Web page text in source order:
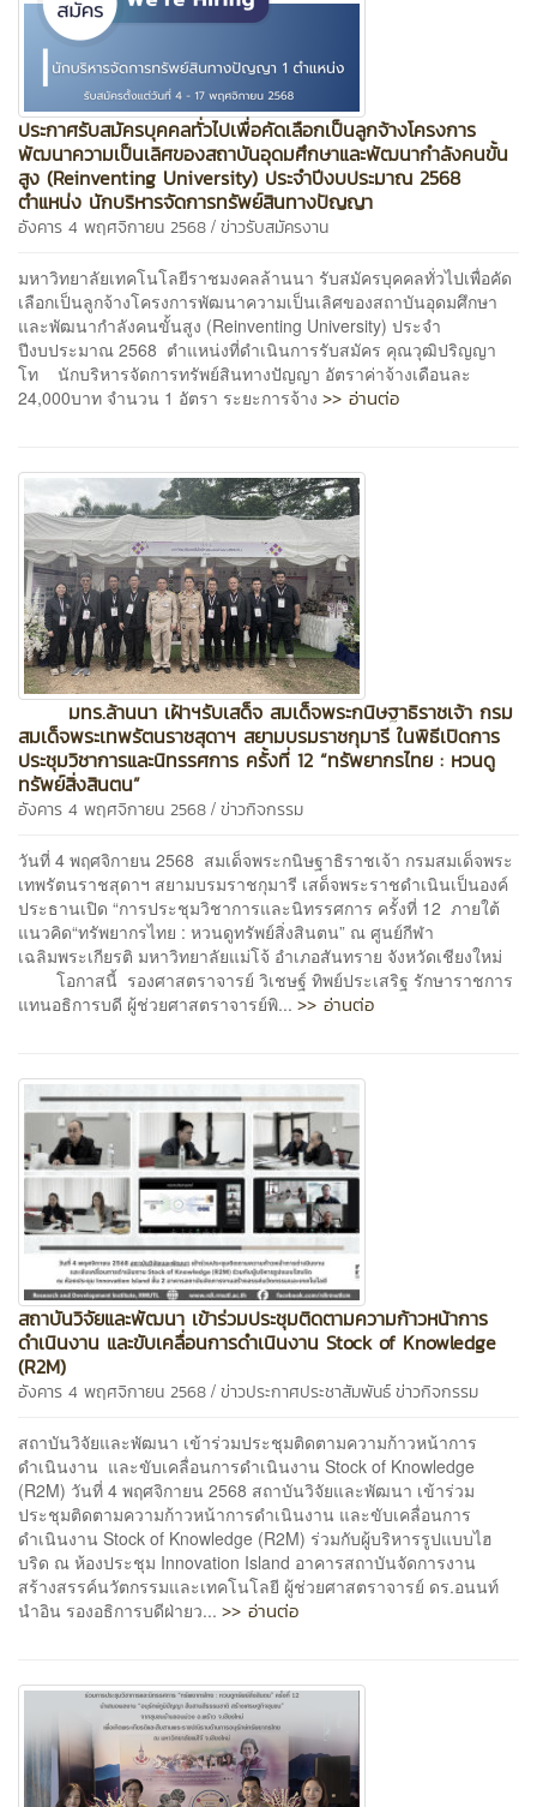
ประกาศรับสมัครบุคคลทั่วไปเพื่อคัดเลือกเป็นลูกจ้างโครงการ
พัฒนาความเป็นเลิศของสถาบันอุดมศึกษาและพัฒนากำลังคนขั้น
สูง (Reinventing University) ประจำปีงบประมาณ 2568
ตำแหน่ง นักบริหารจัดการทรัพย์สินทางปัญญา
อังคาร 4 พฤศจิกายน 2568 / ข่าวรับสมัครงาน
มหาวิทยาลัยเทคโนโลยีราชมงคลล้านนา รับสมัครบุคคลทั่วไปเพื่อคัด
เลือกเป็นลูกจ้างโครงการพัฒนาความเป็นเลิศของสถาบันอุดมศึกษา
และพัฒนากำลังคนขั้นสูง (Reinventing University) ประจำ
ปีงบประมาณ 2568 ตำแหน่งที่ดำเนินการรับสมัคร คุณวุฒิปริญญา
โท นักบริหารจัดการทรัพย์สินทางปัญญา อัตราค่าจ้างเดือนละ
24,000บาท จำนวน 1 อัตรา ระยะการจ้าง >> อ่านต่อ
มทร.ล้านนา เฝ้าฯรับเสด็จ สมเด็จพระกนิษฐาธิราชเจ้า กรม
สมเด็จพระเทพรัตนราชสุดาฯ สยามบรมราชกุมารี ในพิธีเปิดการ
ประชุมวิชาการและนิทรรศการ ครั้งที่ 12 “ทรัพยากรไทย : หวนดู
ทรัพย์สิ่งสินตน”
อังคาร 4 พฤศจิกายน 2568 / ข่าวกิจกรรม
วันที่ 4 พฤศจิกายน 2568 สมเด็จพระกนิษฐาธิราชเจ้า กรมสมเด็จพระ
เทพรัตนราชสุดาฯ สยามบรมราชกุมารี เสด็จพระราชดำเนินเป็นองค์
ประธานเปิด “การประชุมวิชาการและนิทรรศการ ครั้งที่ 12 ภายใต้
แนวคิด“ทรัพยากรไทย : หวนดูทรัพย์สิ่งสินตน” ณ ศูนย์กีฬา
เฉลิมพระเกียรติ มหาวิทยาลัยแม่โจ้ อำเภอสันทราย จังหวัดเชียงใหม่
โอกาสนี้ รองศาสตราจารย์ วิเชษฐ์ ทิพย์ประเสริฐ รักษาราชการ
แทนอธิการบดี ผู้ช่วยศาสตราจารย์พิ... >> อ่านต่อ
สถาบันวิจัยและพัฒนา เข้าร่วมประชุมติดตามความก้าวหน้าการ
ดำเนินงาน และขับเคลื่อนการดำเนินงาน Stock of Knowledge
(R2M)
อังคาร 4 พฤศจิกายน 2568 / ข่าวประกาศประชาสัมพันธ์ข่าวกิจกรรม
สถาบันวิจัยและพัฒนา เข้าร่วมประชุมติดตามความก้าวหน้าการ
ดำเนินงาน และขับเคลื่อนการดำเนินงาน Stock of Knowledge
(R2M) วันที่ 4 พฤศจิกายน 2568 สถาบันวิจัยและพัฒนา เข้าร่วม
ประชุมติดตามความก้าวหน้าการดำเนินงาน และขับเคลื่อนการ
ดำเนินงาน Stock of Knowledge (R2M) ร่วมกับผู้บริหารรูปแบบไฮ
บริด ณ ห้องประชุม Innovation Island อาคารสถาบันจัดการงาน
สร้างสรรค์นวัตกรรมและเทคโนโลยี ผู้ช่วยศาสตราจารย์ ดร.อนนท์
นำอิน รองอธิการบดีฝ่ายว... >> อ่านต่อ